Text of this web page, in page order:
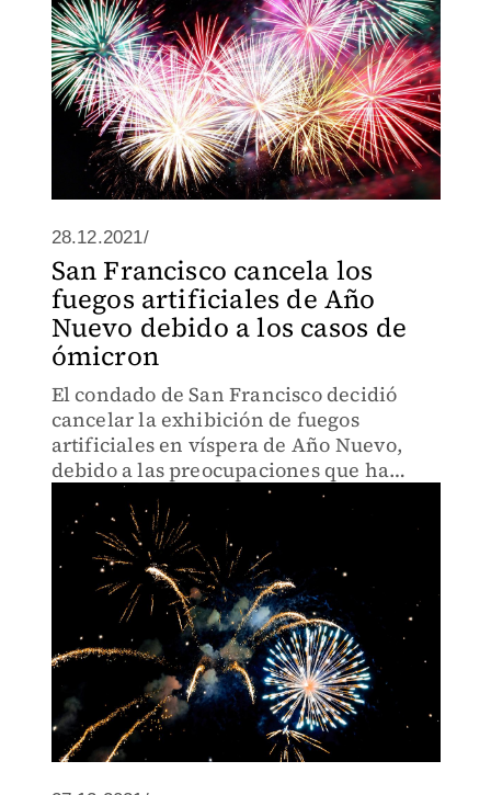
28.12.2021/
San Francisco cancela los
fuegos artificiales de Año
Nuevo debido a los casos de
ómicron
El condado de San Francisco decidió
cancelar la exhibición de fuegos
artificiales en víspera de Año Nuevo,
debido a las preocupaciones que ha
generado la variante ómicron.